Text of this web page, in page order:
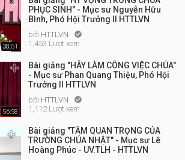
38:51
PHỤC SINH" - Mục sư Nguyễn Hữu
Bình, Phó Hội Trưởng II HTTLVN
bởi HTTLVN 
1,453 Lượt xem
56:58
Bài giảng "HÃY LÀM CÔNG VIỆC CHÚA"
- Mục sư Phan Quang Thiệu, Phó Hội
Trưởng II HTTLVN
bởi HTTLVN 
1,112 Lượt xem
Bài giảng "TẦM QUAN TRỌNG CỦA
TRƯỜNG CHÚA NHẬT" - Mục sư Lê
Hoàng Phúc - UV.TLH - HTTLVN